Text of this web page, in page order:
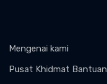
Mengenai kami
Pusat Khidmat Bantuan